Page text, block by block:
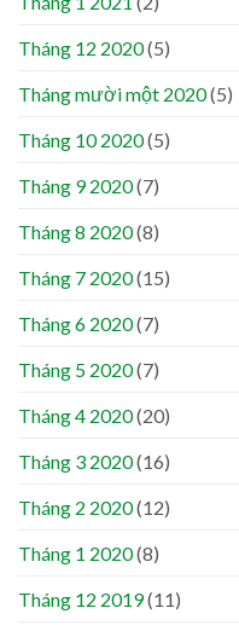
Tháng 12 2020(5)
Tháng mười một 2020(5)
Tháng 10 2020(5)
Tháng 9 2020(7)
Tháng 8 2020(8)
Tháng 7 2020(15)
Tháng 6 2020(7)
Tháng 5 2020(7)
Tháng 4 2020(20)
Tháng 3 2020(16)
Tháng 2 2020(12)
Tháng 1 2020(8)
Tháng 12 2019(11)